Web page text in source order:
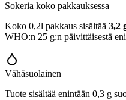
Sokeria koko pakkauksessa
Koko 0,2l pakkaus sisältää 3,2
WHO:n 25 g:n päivittäisestä
Vähäsuolainen
Tuote sisältää enintään 0,3 g